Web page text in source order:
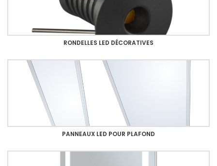
RONDELLES LED DÉCORATIVES
PANNEAUX LED POUR PLAFOND